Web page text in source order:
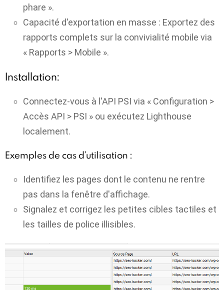
phare ».
Capacité d'exportation en masse : Exportez des
rapports complets sur la convivialité mobile via
« Rapports > Mobile ».
Installation:
Connectez-vous à l'API PSI via « Configuration >
Accès API > PSI » ou exécutez Lighthouse
localement.
Exemples de cas d’utilisation :
Identifiez les pages dont le contenu ne rentre
pas dans la fenêtre d'affichage.
Signalez et corrigez les petites cibles tactiles et
les tailles de police illisibles.